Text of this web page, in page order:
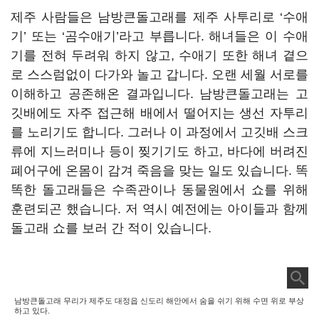
제주 사람들은 남방큰돌고래를 제주 사투리로 ‘수애
기’ 또는 ‘곰수애기’라고 부릅니다. 해녀들은 이 수애
기를 전혀 두려워 하지 않고, 수애기 또한 해녀 곁으
로 스스럼없이 다가와 놀고 갑니다. 오랜 세월 서로를
이해하고 공존해온 결과입니다. 남방큰돌고래는 고
깃배에도 자주 접근해 배에서 떨어지는 생선 자투리
를 노리기도 합니다. 그러나 이 과정에서 고깃배 스크
류에 지느러미나 등이 찢기기도 하고, 바다에 버려진
폐어구에 온몸이 감겨 죽음을 맞는 일도 있습니다. 똑
똑한 돌고래들은 수족관이나 동물원에서 쇼를 위해
훈련되곤 했습니다. 저 역시 예전에는 아이들과 함께
돌고래 쇼를 보러 간 적이 있습니다.
남방큰돌고래 무리가 제주도 대정읍 신도리 해안에서 숨을 쉬기 위해 수면 위로 부상
하고 있다.